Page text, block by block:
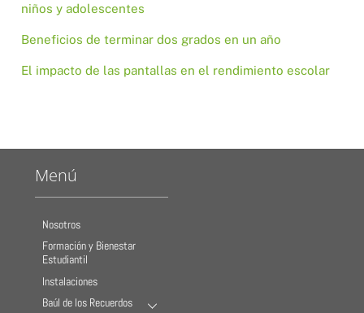
niños y adolescentes
Beneficios de terminar dos grados en un año
El impacto de las pantallas en el rendimiento escolar
Menú
Nosotros
Formación y Bienestar
Estudiantil
Instalaciones
Baúl de los Recuerdos